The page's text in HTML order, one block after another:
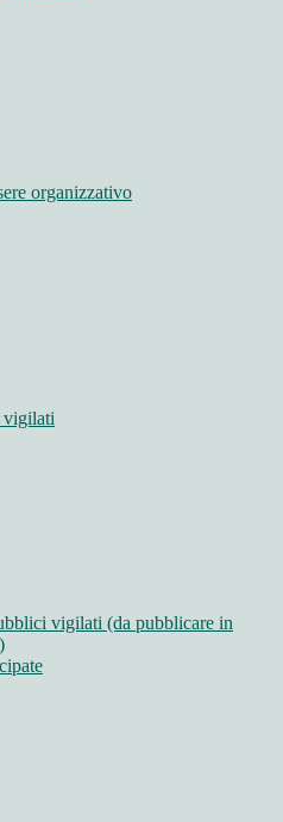
organizzativo
vigilati (da pubblicare in